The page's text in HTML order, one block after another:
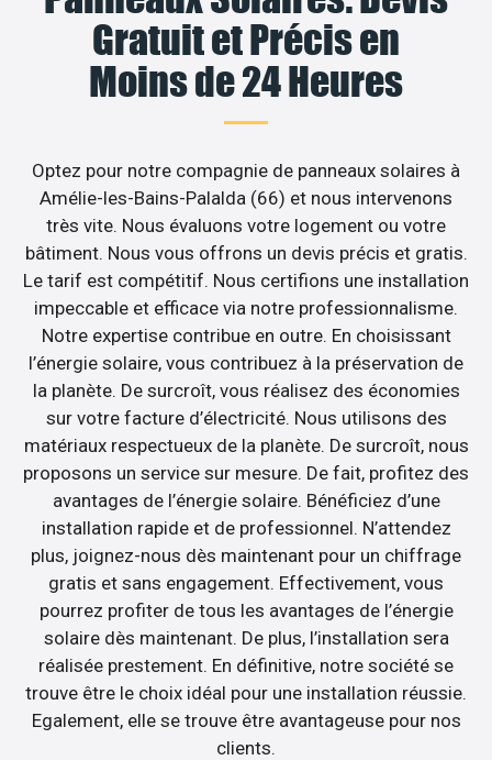
Gratuit et Précis en
Moins de 24 Heures
Optez pour notre compagnie de panneaux solaires à
Amélie-les-Bains-Palalda (66) et nous intervenons
très vite. Nous évaluons votre logement ou votre
bâtiment. Nous vous offrons un devis précis et gratis.
Le tarif est compétitif. Nous certifions une installation
impeccable et efficace via notre professionnalisme.
Notre expertise contribue en outre. En choisissant
l’énergie solaire, vous contribuez à la préservation de
la planète. De surcroît, vous réalisez des économies
sur votre facture d’électricité. Nous utilisons des
matériaux respectueux de la planète. De surcroît, nous
proposons un service sur mesure. De fait, profitez des
avantages de l’énergie solaire. Bénéficiez d’une
installation rapide et de professionnel. N’attendez
plus, joignez-nous dès maintenant pour un chiffrage
gratis et sans engagement. Effectivement, vous
pourrez profiter de tous les avantages de l’énergie
solaire dès maintenant. De plus, l’installation sera
réalisée prestement. En définitive, notre société se
trouve être le choix idéal pour une installation réussie.
Egalement, elle se trouve être avantageuse pour nos
clients.